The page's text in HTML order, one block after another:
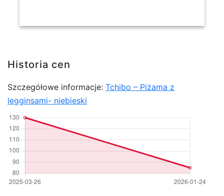
Historia cen
Szczegółowe informacje: Tchibo – Piżama z
legginsami- niebieski